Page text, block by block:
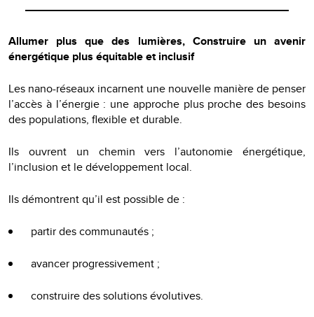
Allumer plus que des lumières, Construire un avenir
énergétique plus équitable et inclusif
Les nano-réseaux incarnent une nouvelle manière de penser
l’accès à l’énergie : une approche plus proche des besoins
des populations, flexible et durable.
Ils ouvrent un chemin vers l’autonomie énergétique,
l’inclusion et le développement local.
Ils démontrent qu’il est possible de :
partir des communautés ;
avancer progressivement ;
construire des solutions évolutives.